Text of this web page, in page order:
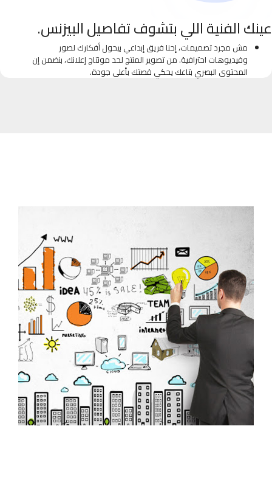
عينك الفنية اللي بتشوف تفاصيل البيزنس.
مش مجرد تصميمات، إحنا فريق إبداعي بيحول أفكارك لصور
وفيديوهات احترافية. من تصوير المنتج لحد مونتاج إعلانك، بنضمن إن
المحتوى البصري بتاعك يحكي قصتك بأعلى جودة.